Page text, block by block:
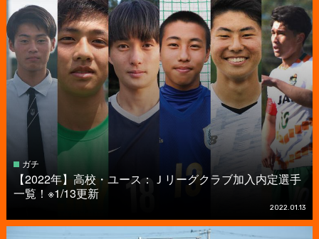
ガチ
【2022年】高校・ユース：Ｊリーグクラブ加入内定選手
一覧！※1/13更新
2022.01.13